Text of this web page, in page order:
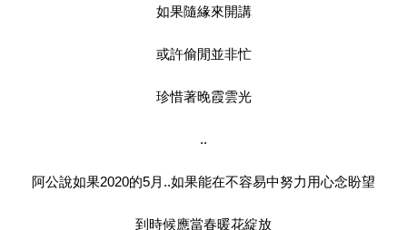
如果隨緣來開講
或許偷閒並非忙
珍惜著晚霞雲光
..
阿公說如果2020的5月..如果能在不容易中努力用心念盼望
到時候應當春暖花綻放